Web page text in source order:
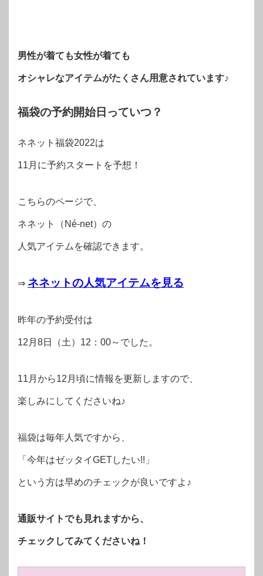
男性が着ても女性が着ても
オシャレなアイテムがたくさん用意されています♪
福袋の予約開始日っていつ？
ネネット福袋2022は
11月に予約スタートを予想！
こちらのページで、
ネネット（Né-net）の
人気アイテムを確認できます。
⇒ ネネットの人気アイテムを見る
昨年の予約受付は
12月8日（土）12：00～でした。
11月から12月頃に情報を更新しますので、
楽しみにしてくださいね♪
福袋は毎年人気ですから、
「今年はゼッタイGETしたい!!」
という方は早めのチェックが良いですよ♪
通販サイトでも見れますから、
チェックしてみてくださいね！